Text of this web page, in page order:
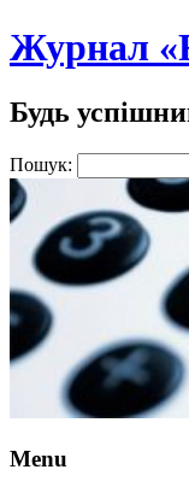
Журнал
Будь
Пошук:
Menu